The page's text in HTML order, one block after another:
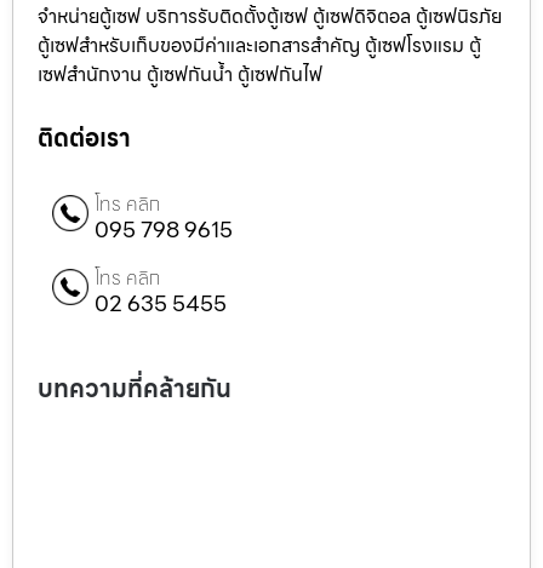
จำหน่ายตู้เซฟ บริการรับติดตั้งตู้เซฟ ตู้เซฟดิจิตอล ตู้เซฟนิรภัย
ตู้เซฟสำหรับเก็บของมีค่าและเอกสารสำคัญ ตู้เซฟโรงแรม ตู้
เซฟสำนักงาน ตู้เซฟกันน้ำ ตู้เซฟกันไฟ
ติดต่อเรา
โทร คลิก
095 798 9615
โทร คลิก
02 635 5455
บทความที่คล้ายกัน